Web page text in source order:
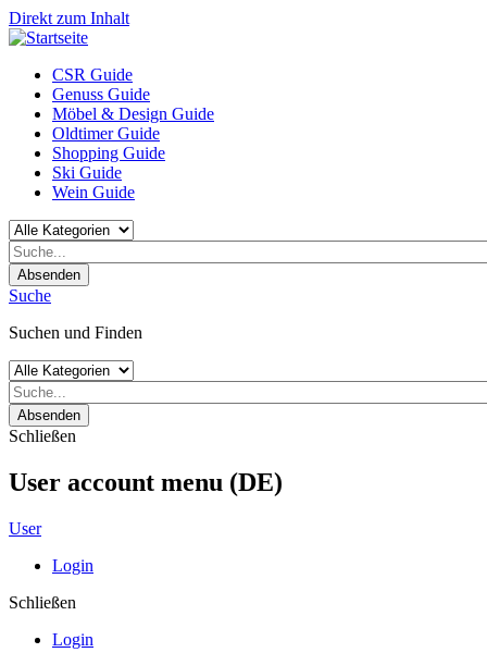
Direkt zum Inhalt
CSR Guide
Genuss Guide
Möbel & Design Guide
Oldtimer Guide
Shopping Guide
Ski Guide
Wein Guide
Absenden
Suche
Suchen und Finden
Absenden
Schließen
User account menu (DE)
User
Login
Schließen
Login